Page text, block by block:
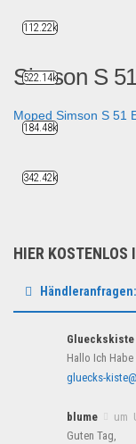
Simson S
Moped Simson S 51
Auto & Motorrad
HIER KOSTENLOS
Händleranfragen:
Glueckskiste
Hallo Ich
gluecks-
blume
um
Guten Tag,
112.22k
522.14k
184.48k
342.42k